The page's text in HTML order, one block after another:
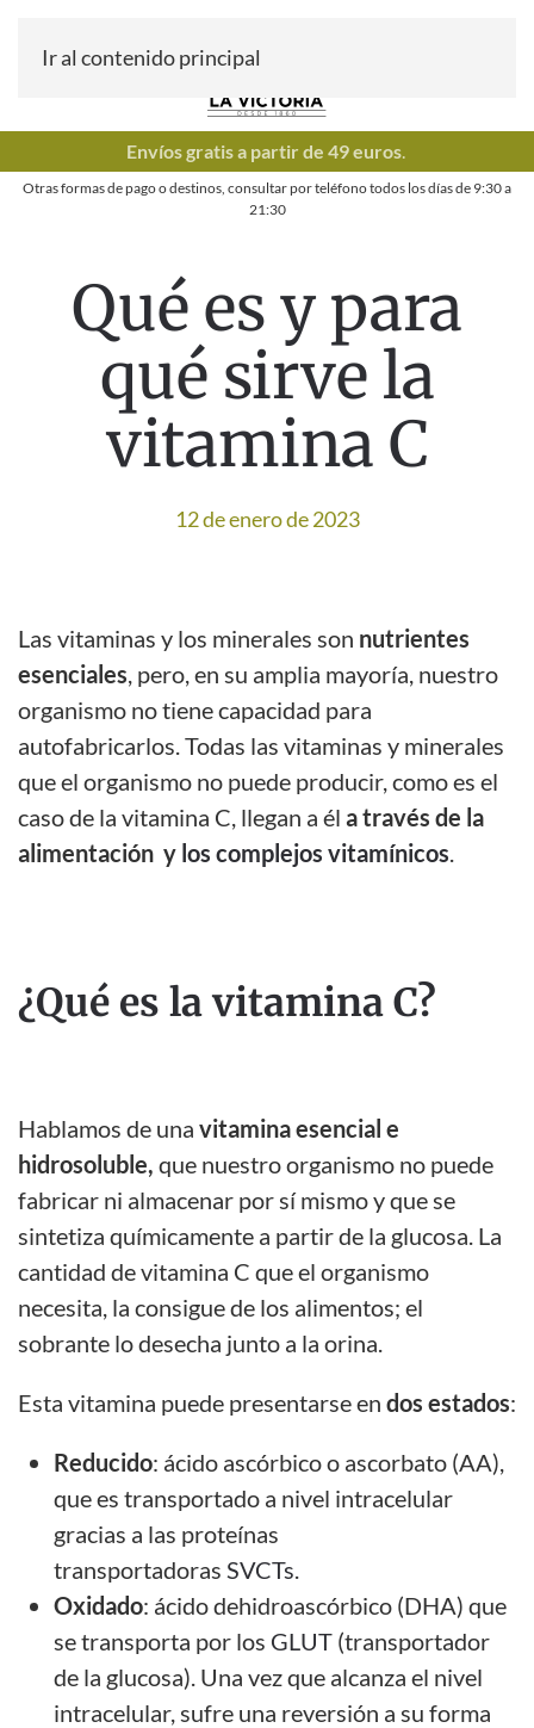
Ir al contenido principal
Envíos gratis a partir de 49 euros.
Otras formas de pago o destinos, consultar por teléfono todos los días de 9:30a
21:30
Qué es y para
qué sirve la
vitamina C
12 de enero de 2023
Las vitaminas y los minerales son nutrientes
esenciales, pero, en su amplia mayoría, nuestro
organismo no tiene capacidad para
autofabricarlos. Todas las vitaminas y minerales
que el organismo no puede producir, como es el
caso de la vitamina C, llegan a él a través de la
alimentación y los complejos vitamínicos.
¿Qué es la vitamina C?
Hablamos de una vitamina esencial e
hidrosoluble, que nuestro organismo no puede
fabricar ni almacenar por sí mismo y que se
sintetiza químicamente a partir de la glucosa. La
cantidad de vitamina C que el organismo
necesita, la consigue de los alimentos; el
sobrante lo desecha junto a la orina.
Esta vitamina puede presentarse en dos estados:
Reducido: ácido ascórbico o ascorbato (AA),
que es transportado a nivel intracelular
gracias a las proteínas
transportadoras SVCTs.
Oxidado: ácido dehidroascórbico (DHA) que
se transporta por los GLUT (transportador
de la glucosa). Una vez que alcanza el nivel
intracelular, sufre una reversión a su forma